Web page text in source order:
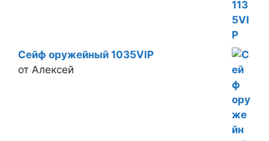
Сейф оружейный 1035VIP
от Алексей